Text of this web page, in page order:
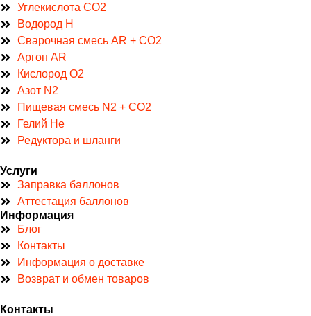
Углекислота CO2
Водород H
Сварочная смесь AR + CO2
Аргон AR
Кислород O2
Азот N2
Пищевая смесь N2 + CO2
Гелий He
Редуктора и шланги
Услуги
Заправка баллонов
Аттестация баллонов
Информация
Блог
Контакты
Информация о доставке
Возврат и обмен товаров
Контакты